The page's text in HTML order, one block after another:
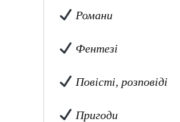
Романи
Фентезі
Повісті, розповіді
Пригоди